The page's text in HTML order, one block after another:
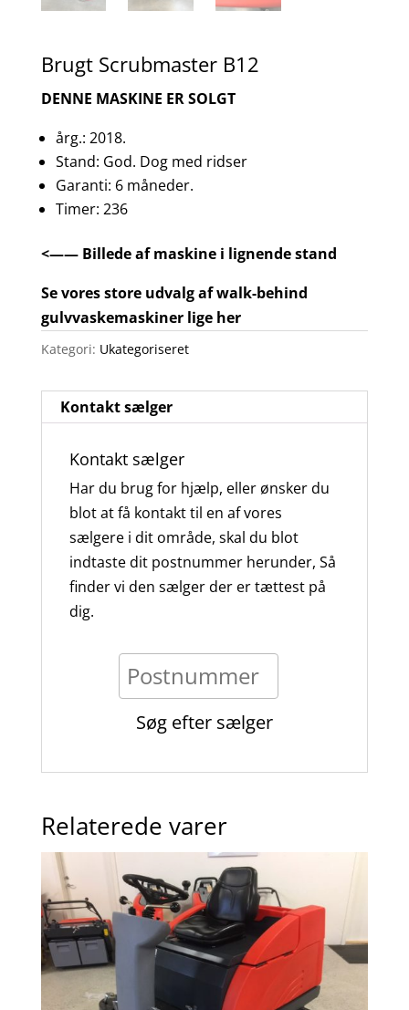
Brugt Scrubmaster B12
DENNE MASKINE ER SOLGT
årg.: 2018.
Stand: God. Dog med ridser
Garanti: 6 måneder.
Timer: 236
<—— Billede af maskine i lignende stand
Se vores store udvalg af walk-behind
gulvvaskemaskiner lige her
Kategori: Ukategoriseret
Kontakt sælger
Kontakt sælger
Har du brug for hjælp, eller ønsker du
blot at få kontakt til en af vores
sælgere i dit område, skal du blot
indtaste dit postnummer herunder, Så
finder vi den sælger der er tættest på
dig.
Relaterede varer